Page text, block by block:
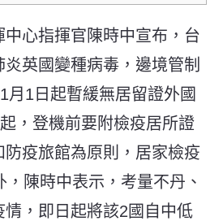
中心指揮官陳時中宣布，台
英國變種病毒，邊境管制
月1日起暫緩無居留證外國
，登機前要附檢疫居所證
防疫旅館為原則，居家檢疫
陳時中表示，考量不丹、
情，即日起將該2國自中低